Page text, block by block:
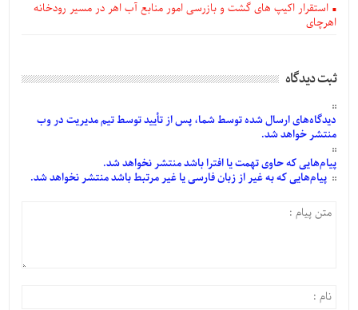
استقرار اکیپ های گشت و بازرسی امور منابع آب اهر در مسیر رودخانه
اهرچای
ثبت دیدگاه
دیدگاه‌هایارسالشدهتوسط شما، پس ازتأییدتوسط تیم مدیریت در وب
منتشر خواهد شد.
پیام‌هاییکه حاوی تهمت یا افترا باشد منتشر نخواهد شد.
پیام‌هاییکه به غیر از زبان فارسی یا غیر مرتبط باشد منتشر نخواهد شد.